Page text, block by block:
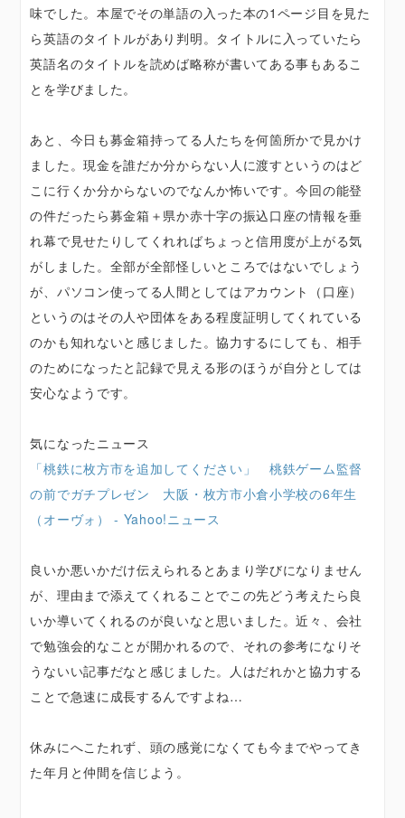
味でした。本屋でその単語の入った本の1ページ目を見た
ら英語のタイトルがあり判明。タイトルに入っていたら
英語名のタイトルを読めば略称が書いてある事もあるこ
とを学びました。
あと、今日も募金箱持ってる人たちを何箇所かで見かけ
ました。現金を誰だか分からない人に渡すというのはど
こに行くか分からないのでなんか怖いです。今回の能登
の件だったら募金箱＋県か赤十字の振込口座の情報を垂
れ幕で見せたりしてくれればちょっと信用度が上がる気
がしました。全部が全部怪しいところではないでしょう
が、パソコン使ってる人間としてはアカウント（口座）
というのはその人や団体をある程度証明してくれている
のかも知れないと感じました。協力するにしても、相手
のためになったと記録で見える形のほうが自分としては
安心なようです。
気になったニュース
「桃鉄に枚方市を追加してください」 桃鉄ゲーム監督
の前でガチプレゼン 大阪・枚方市小倉小学校の6年生
（オーヴォ） - Yahoo!ニュース
良いか悪いかだけ伝えられるとあまり学びになりません
が、理由まで添えてくれることでこの先どう考えたら良
いか導いてくれるのが良いなと思いました。近々、会社
で勉強会的なことが開かれるので、それの参考になりそ
うないい記事だなと感じました。人はだれかと協力する
ことで急速に成長するんですよね…
休みにへこたれず、頭の感覚になくても今までやってき
た年月と仲間を信じよう。